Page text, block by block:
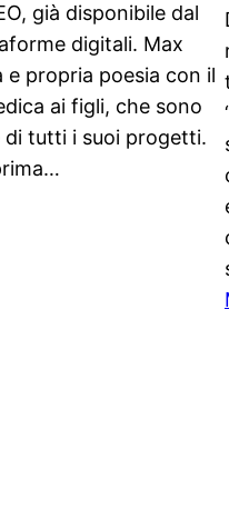
già disponibile dal
digitali. Max
e propria poesia con il
ai figli, che sono
tutti i suoi progetti.